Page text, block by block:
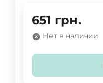
651 грн.
Нет в наличии